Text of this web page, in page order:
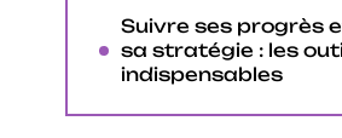
Suivre ses progrès
sa stratégie : les
indispensables